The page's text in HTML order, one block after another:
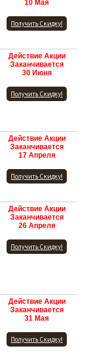
10 Мая
Получить Скидку!
Действие Акции
Заканчивается
30 Июня
Получить Скидку!
Действие Акции
Заканчивается
17 Апреля
Получить Скидку!
Действие Акции
Заканчивается
26 Апреля
Получить Скидку!
Действие Акции
Заканчивается
31 Мая
Получить Скидку!